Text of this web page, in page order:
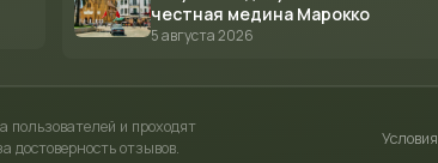
честная медина Марокко
5 августа 2026
пользователей и проходят
достоверность отзывов.
Условия